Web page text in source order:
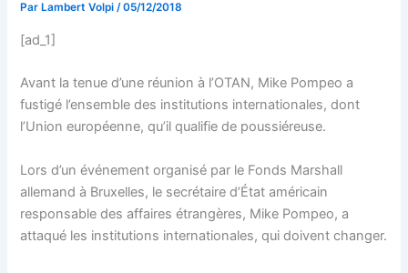
Par Lambert Volpi/05/12/2018
[ad_1]
Avant la tenue d’une réunion à l’OTAN, Mike Pompeo a
fustigé l’ensemble des institutions internationales, dont
l’Union européenne, qu’il qualifie de poussiéreuse.
Lors d’un événement organisé par le Fonds Marshall
allemand à Bruxelles, le secrétaire d’État américain
responsable des affaires étrangères, Mike Pompeo, a
attaqué les institutions internationales, qui doivent changer.